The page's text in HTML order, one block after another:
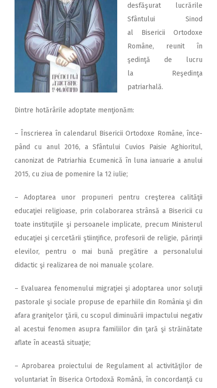
desfăşurat lucrările
Sfântului Sinod
al Bisericii Ortodoxe
Române, reunit în
şedinţă de lucru
la Reşedinţa
patriarhală.
Dintre hotărârile adoptate menţionăm:
– Înscrierea în calendarul Bise­ricii Ortodoxe Române, înce­
pând cu anul 2016, a Sfântului Cuvios Paisie Aghioritul,
canonizat de Patriarhia Ecumenică în luna ia­nuarie a anului
2015, cu ziua de pomenire la 12 iulie;
– Adoptarea unor propuneri pentru creşterea calităţii
educaţiei religioase, prin colaborarea strânsă a Bisericii cu
toate instituţiile şi persoanele implicate, precum Ministerul
educaţiei şi cercetării ştiinţifice, profesorii de religie, părinţii
elevilor, pentru o mai bună pregătire a personalului
didactic şi realizarea de noi manuale şcolare.
– Evaluarea fenomenului mi­graţiei şi adoptarea unor soluţii
pastorale şi sociale propuse de eparhiile din România şi din
afara graniţelor ţării, cu scopul diminuării impactului negativ
al acestui fenomen asupra familiilor din ţară şi străinătate
aflate în această situaţie;
– Aprobarea proiectului de Re­gulament al activităţilor de
voluntariat în Biserica Ortodoxă Română, în concordanţă cu